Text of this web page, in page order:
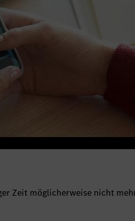
Zeit möglicherweise nicht